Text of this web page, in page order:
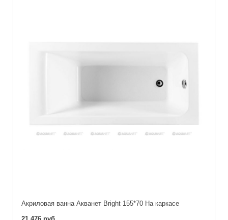
Акриловая ванна Акванет Bright 155*70 На каркасе